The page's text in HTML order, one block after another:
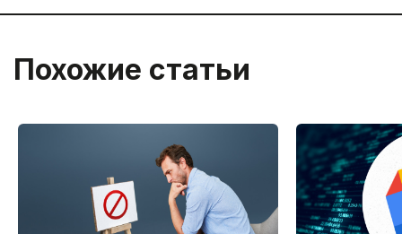
Похожие статьи